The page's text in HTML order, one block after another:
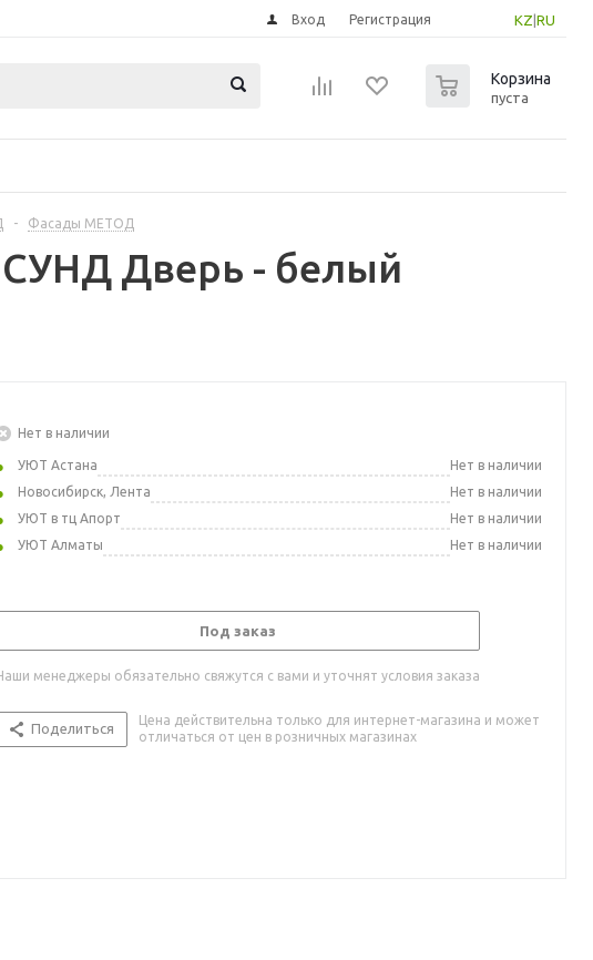
KZ RU
Вход Регистрация
Корзина
пуста
- Фасады МЕТОД
Дверь - белый
Нет в наличии
УЮТ Астана
Нет в наличии
Новосибирск, Лента
Нет в наличии
УЮТ в тц Апорт
Нет в наличии
УЮТ Алматы
Нет в наличии
Под заказ
менеджеры обязательно свяжутся с вами и уточнят условия заказа
Поделиться
Цена действительна только для интернет-магазина и может
отличаться от цен в розничных магазинах